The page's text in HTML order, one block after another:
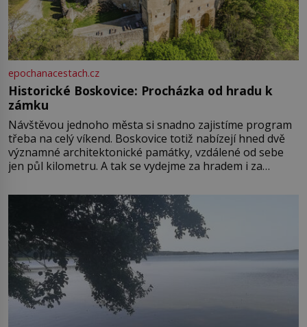
epochanacestach.cz
Historické Boskovice: Procházka od hradu k
zámku
Návštěvou jednoho města si snadno zajistíme program
třeba na celý víkend. Boskovice totiž nabízejí hned dvě
významné architektonické památky, vzdálené od sebe
jen půl kilometru. A tak se vydejme za hradem i za
Boskovice na okraji Drahanské vrchoviny vznikla někdy
ve13. století, a už v roce 1313 kronikáři zaznamenali